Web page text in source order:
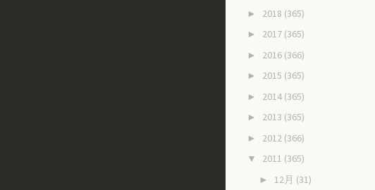
► 2018 (365)
► 2017 (365)
► 2016 (366)
► 2015 (365)
► 2014 (365)
► 2013 (365)
► 2012 (366)
▼ 2011 (365)
► 12月 (31)